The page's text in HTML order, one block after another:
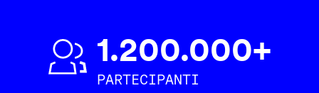
1.200.000+
PARTECIPANTI